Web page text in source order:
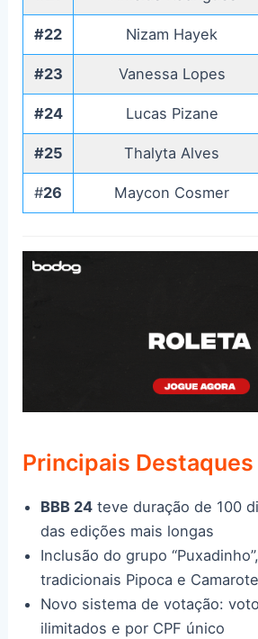
#22 Nizam Hayek
#23 Vanessa Lopes
#24 Lucas Pizane
#25 Thalyta Alves
#26 Maycon Cosmer
Principais Destaques
BBB 24 teve duração de 100
das edições mais longas
Inclusão do grupo
tradicionais Pipoca e Camarote
Novo sistema de votação:
ilimitados e por CPF único